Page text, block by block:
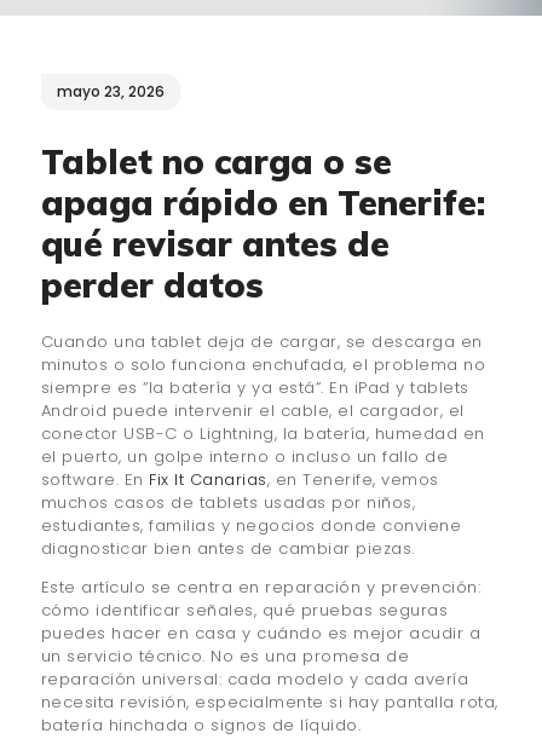
mayo 23, 2026
Tablet no carga o se
apaga rápido en Tenerife:
qué revisar antes de
perder datos
Cuando una tablet deja de cargar, se descarga en
minutos o solo funciona enchufada, el problema no
siempre es “la batería y ya está”. En iPad y tablets
Android puede intervenir el cable, el cargador, el
conector USB-C o Lightning, la batería, humedad en
el puerto, un golpe interno o incluso un fallo de
software. En Fix It Canarias, en Tenerife, vemos
muchos casos de tablets usadas por niños,
estudiantes, familias y negocios donde conviene
diagnosticar bien antes de cambiar piezas.
Este artículo se centra en reparación y prevención:
cómo identificar señales, qué pruebas seguras
puedes hacer en casa y cuándo es mejor acudir a
un servicio técnico. No es una promesa de
reparación universal: cada modelo y cada avería
necesita revisión, especialmente si hay pantalla rota,
batería hinchada o signos de líquido.